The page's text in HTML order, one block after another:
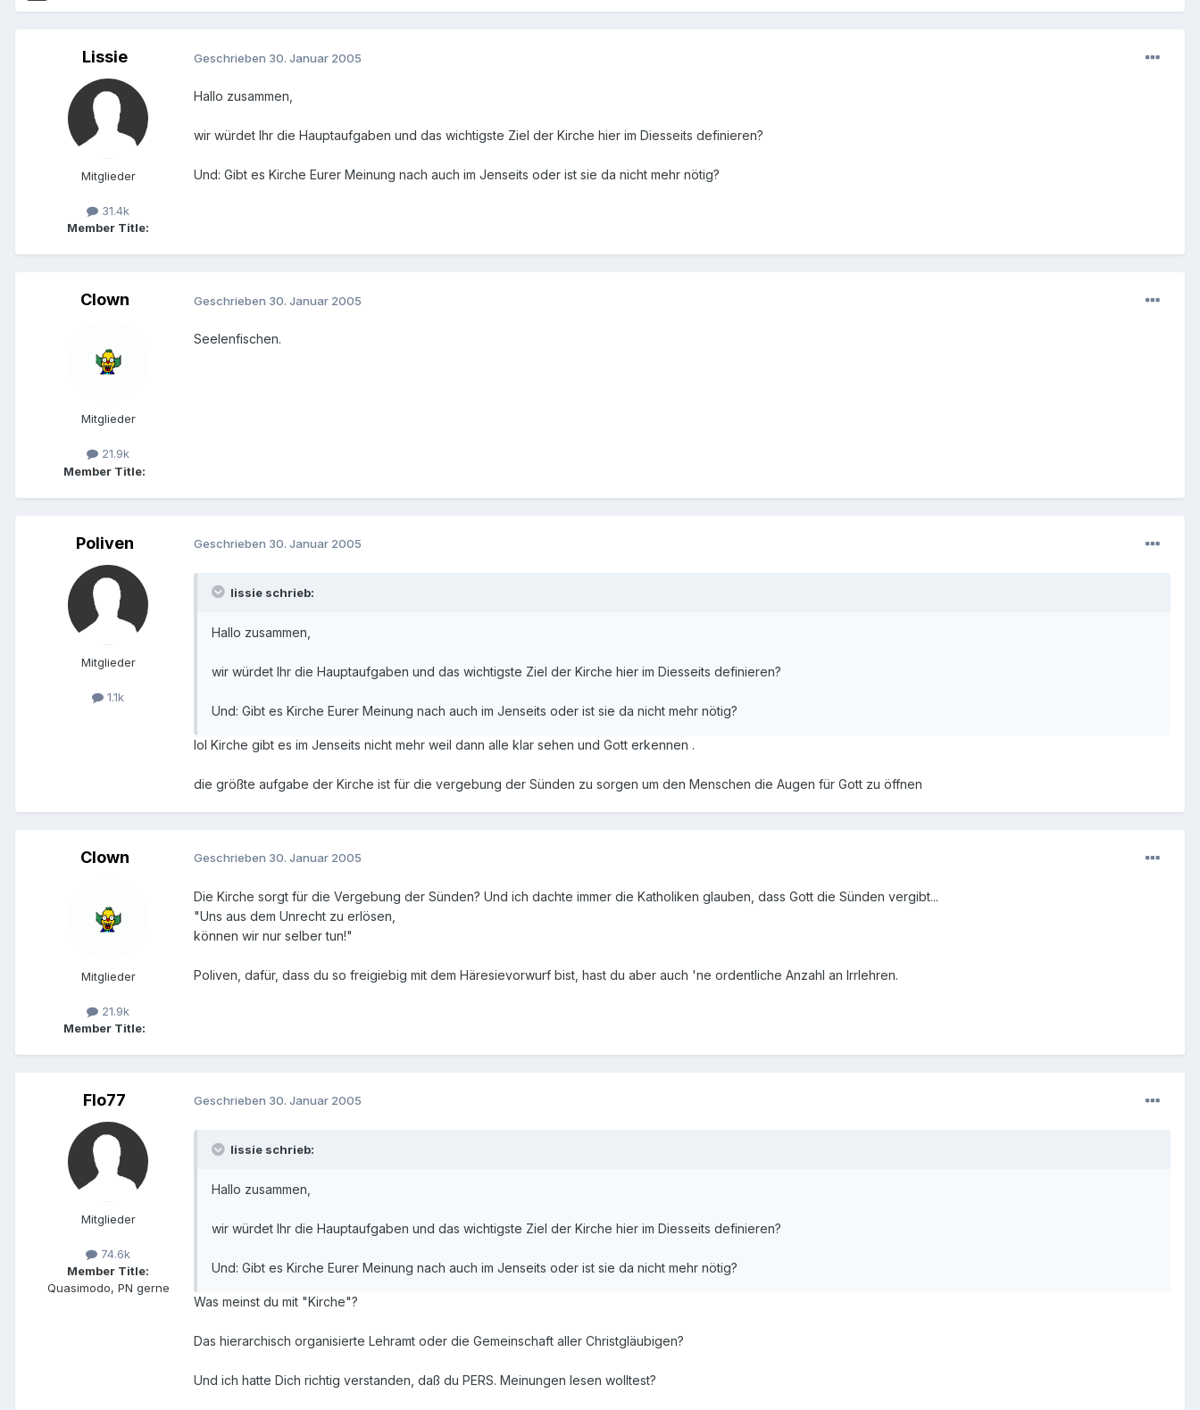
Lissie
Mitglieder
31.4k
Member Title:
Geschrieben 30. Januar 2005
Hallo zusammen,
wir würdet Ihr die Hauptaufgaben und das wichtigste Ziel der Kirche hier im Diesseits definieren?
Und: Gibt es Kirche Eurer Meinung nach auch im Jenseits oder ist sie da nicht mehr nötig?
Clown
Mitglieder
21.9k
Member Title:
Geschrieben 30. Januar 2005
Seelenfischen.
Poliven
Mitglieder
1.1k
Geschrieben 30. Januar 2005
lissie schrieb:
Hallo zusammen,
wir würdet Ihr die Hauptaufgaben und das wichtigste Ziel der Kirche hier im Diesseits definieren?
Und: Gibt es Kirche Eurer Meinung nach auch im Jenseits oder ist sie da nicht mehr nötig?
lol Kirche gibt es im Jenseits nicht mehr weil dann alle klar sehen und Gott erkennen .
die größte aufgabe der Kirche ist für die vergebung der Sünden zu sorgen um den Menschen die Augen für Gott zu öffnen
Clown
Mitglieder
21.9k
Member Title:
Geschrieben 30. Januar 2005
Die Kirche sorgt für die Vergebung der Sünden? Und ich dachte immer die Katholiken glauben, dass Gott die Sünden vergibt...
"Uns aus dem Unrecht zu erlösen,
können wir nur selber tun!"
Poliven, dafür, dass du so freigiebig mit dem Häresievorwurf bist, hast du aber auch 'ne ordentliche Anzahl an Irrlehren.
Flo77
Mitglieder
74.6k
Member Title:
Quasimodo, PN gerne
Geschrieben 30. Januar 2005
lissie schrieb:
Hallo zusammen,
wir würdet Ihr die Hauptaufgaben und das wichtigste Ziel der Kirche hier im Diesseits definieren?
Und: Gibt es Kirche Eurer Meinung nach auch im Jenseits oder ist sie da nicht mehr nötig?
Was meinst du mit "Kirche"?
Das hierarchisch organisierte Lehramt oder die Gemeinschaft aller Christgläubigen?
Und ich hatte Dich richtig verstanden, daß du PERS. Meinungen lesen wolltest?